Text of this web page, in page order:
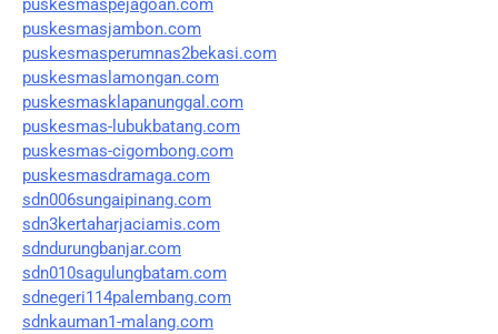
puskesmaspejagoan.com
puskesmasjambon.com
puskesmasperumnas2bekasi.com
puskesmaslamongan.com
puskesmasklapanunggal.com
puskesmas-lubukbatang.com
puskesmas-cigombong.com
puskesmasdramaga.com
sdn006sungaipinang.com
sdn3kertaharjaciamis.com
sdndurungbanjar.com
sdn010sagulungbatam.com
sdnegeri114palembang.com
sdnkauman1-malang.com